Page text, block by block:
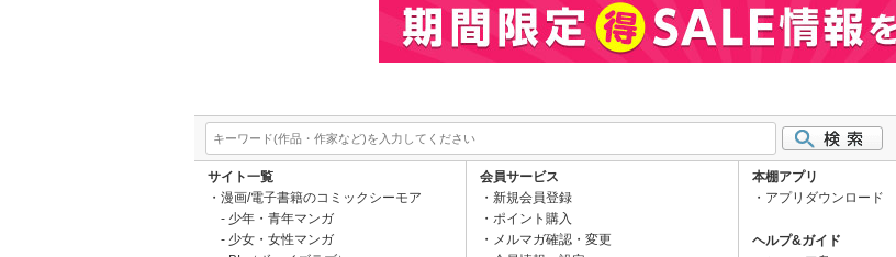
サイト一覧
漫画/電子書籍のコミックシーモア
少年・青年マンガ
少女・女性マンガ
会員サービス
新規会員登録
ポイント購入
メルマガ確認・変更
本棚アプリ
アプリダウンロード
ヘルプ&ガイド